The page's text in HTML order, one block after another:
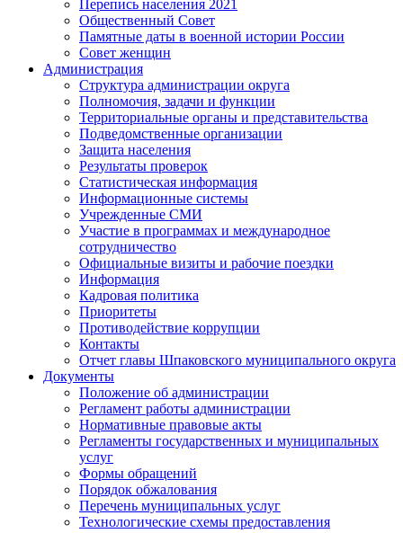
Перепись населения 2021
Общественный Совет
Памятные даты в военной истории России
Совет женщин
Администрация
Структура администрации округа
Полномочия, задачи и функции
Территориальные органы и представительства
Подведомственные организации
Защита населения
Результаты проверок
Статистическая информация
Информационные системы
Учрежденные СМИ
Участие в программах и международное
сотрудничество
Официальные визиты и рабочие поездки
Информация
Кадровая политика
Приоритеты
Противодействие коррупции
Контакты
Отчет главы Шпаковского муниципального округа
Документы
Положение об администрации
Регламент работы администрации
Нормативные правовые акты
Регламенты государственных и муниципальных
услуг
Формы обращений
Порядок обжалования
Перечень муниципальных услуг
Технологические схемы предоставления